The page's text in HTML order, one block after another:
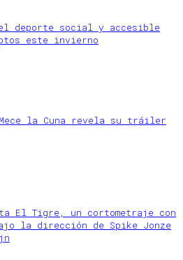
deporte social y accesible
este invierno
Mece la Cuna revela su tráiler
El Tigre, un cortometraje con
la dirección de Spike Jonze